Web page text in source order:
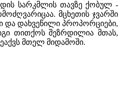
სარკმლის თავზე ქობულ -
მცხეთის ჯვარში
და დახვეწილი პროპორციები,
თითქოს შეზრდილია მთას,
მთელ მიდამოში.